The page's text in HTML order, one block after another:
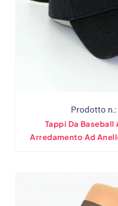
Prodotto n.:
Tappi Da
Arredamento Ad